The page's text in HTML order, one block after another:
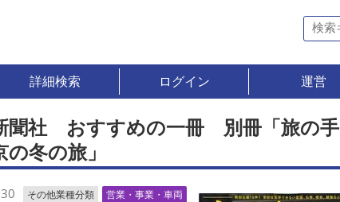
詳細検索 ログイン 運営
聞社 おすすめの一冊 別冊「旅の手
冬の旅」
その他業種分類 営業・事業・車両